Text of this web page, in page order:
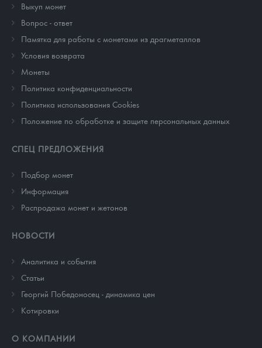
Выкуп монет
Вопрос - ответ
Памятка для работы с монетами из драгметаллов
Условия возврата
Монеты
Политика конфиденциальности
Политика использования Cookies
Положение по обработке и защите персональных данных
СПЕЦ ПРЕДЛОЖЕНИЯ
Подбор монет
Информация
Распродажа монет и жетонов
НОВОСТИ
Аналитика и события
Cтатьи
Георгий Победоносец - динамика цен
Котировки
О КОМПАНИИ